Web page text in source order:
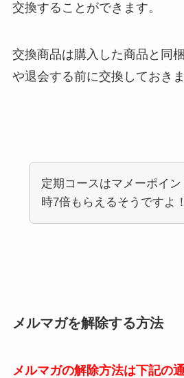
交換することができます。
交換商品は購入した商品と同
や退会する前に交換しておきま
定期コースはマメーポイン
時7倍もらえるそうですよ！
メルマガを解除する方法
メルマガの解除方法は下記の通